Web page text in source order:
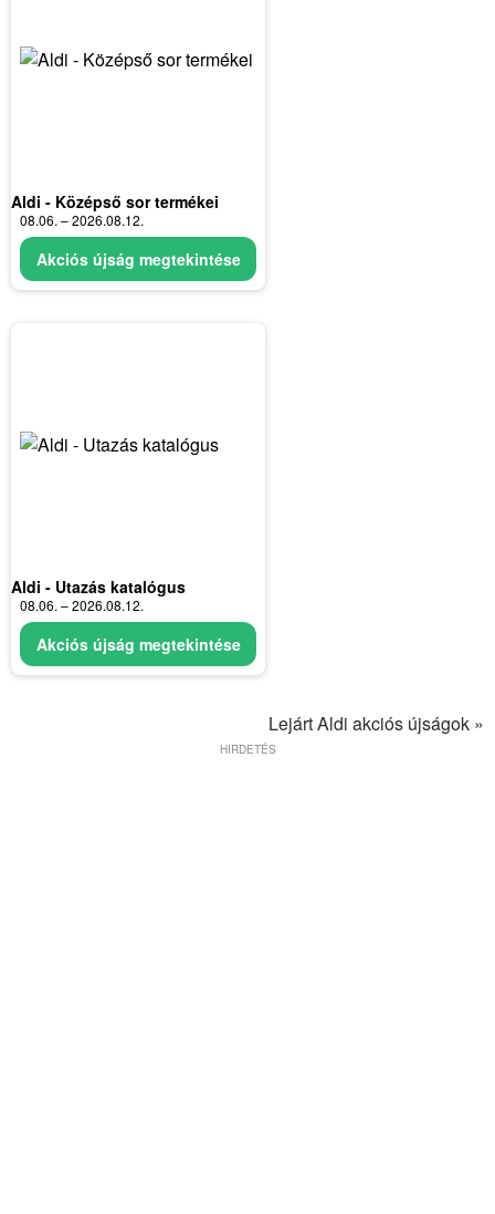
Aldi - Középső sor termékei
08.06. – 2026.08.12.
Akciós újság megtekintése
Aldi - Utazás katalógus
08.06. – 2026.08.12.
Akciós újság megtekintése
Lejárt Aldi akciós újságok »
HIRDETÉS